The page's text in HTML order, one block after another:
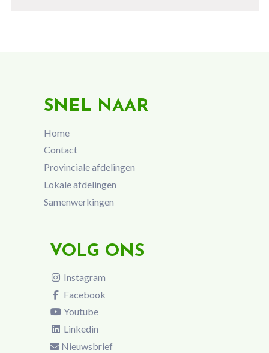
SNEL NAAR
Home
Contact
Provinciale afdelingen
Lokale afdelingen
Samenwerkingen
VOLG ONS
Instagram
Facebook
Youtube
Linkedin
Nieuwsbrief